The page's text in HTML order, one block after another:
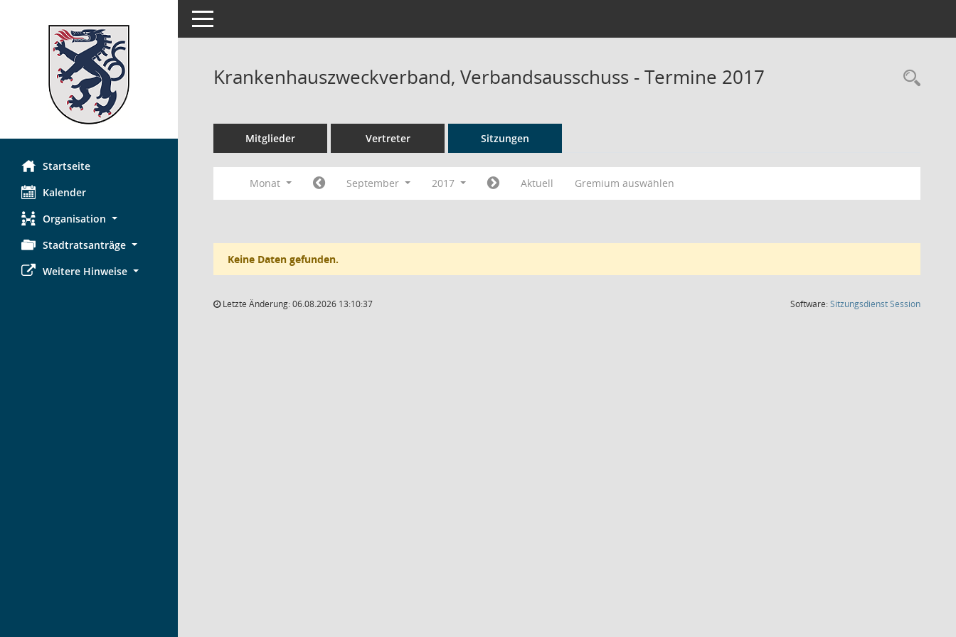
Startseite
Kalender
Organisation
Stadtratsanträge
Weitere Hinweise
Toggle navigation
Krankenhauszweckverband, Verbandsausschuss - Termine 2017
Mitglieder Vertreter Sitzungen
Monat September 2017 Aktuell Gremium auswählen
Keine Daten gefunden.
Letzte Änderung: 06.08.2026 13:10:37 Software:SitzungsdienstSession(Wird in